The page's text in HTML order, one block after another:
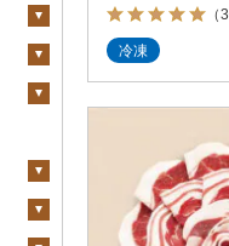
（
冷凍